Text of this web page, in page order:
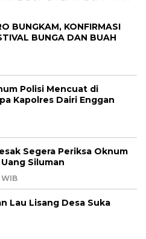
BUNGKAM, KONFIRMASI
BUNGA DAN BUAH
Polisi Mencuat di
Kapolres Dairi Enggan
Segera Periksa Oknum
Siluman
Lau Lisang Desa Suka